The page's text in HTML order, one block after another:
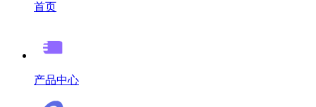
首页
产品中心